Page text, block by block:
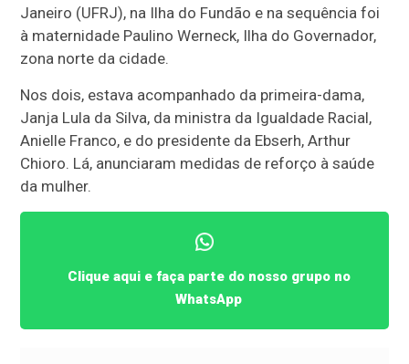
Janeiro (UFRJ), na Ilha do Fundão e na sequência foi
à maternidade Paulino Werneck, Ilha do Governador,
zona norte da cidade.
Nos dois, estava acompanhado da primeira-dama,
Janja Lula da Silva, da ministra da Igualdade Racial,
Anielle Franco, e do presidente da Ebserh, Arthur
Chioro. Lá, anunciaram medidas de reforço à saúde
da mulher.
Clique aqui e faça parte do nosso grupo no
WhatsApp